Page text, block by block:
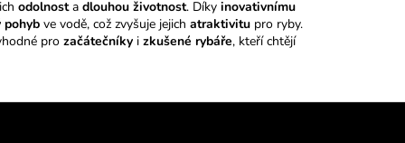
odolnosta dlouhou životnost. Díky inovativnímu
ve vodě, což zvyšuje jejich atraktivitu pro ryby.
pro začátečníky i zkušené rybáře, kteří chtějí